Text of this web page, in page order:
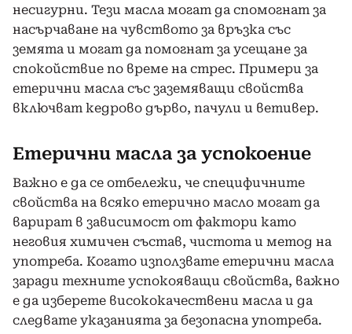
несигурни. Тези масла могат да спомогнат за
насърчаване на чувството за връзка със
земята и могат да помогнат за усещане за
спокойствие по време на стрес. Примери за
етерични масла със заземяващи свойства
включват кедрово дърво, пачули и ветивер.
Етерични масла за успокоение
Важно е да се отбележи, че специфичните
свойства на всяко етерично масло могат да
варират в зависимост от фактори като
неговия химичен състав, чистота и метод на
употреба. Когато използвате етерични масла
заради техните успокояващи свойства, важно
е да изберете висококачествени масла и да
следвате указанията за безопасна употреба.